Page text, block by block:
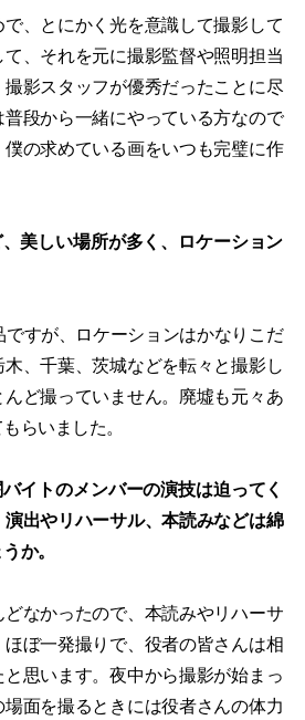
、とにかく光を意識して撮影して
、それを元に撮影監督や照明担当
影スタッフが優秀だったことに尽
段から一緒にやっている方なので
の求めている画をいつも完璧に作
美しい場所が多く、ロケーション
すが、ロケーションはかなりこだ
、千葉、茨城などを転々と撮影し
ど撮っていません。廃墟も元々あ
らいました。
イトのメンバーの演技は迫ってく
出やリハーサル、本読みなどは綿
か。
なかったので、本読みやリハーサ
ぼ一発撮りで、役者の皆さんは相
思います。夜中から撮影が始まっ
面を撮るときには役者さんの体力